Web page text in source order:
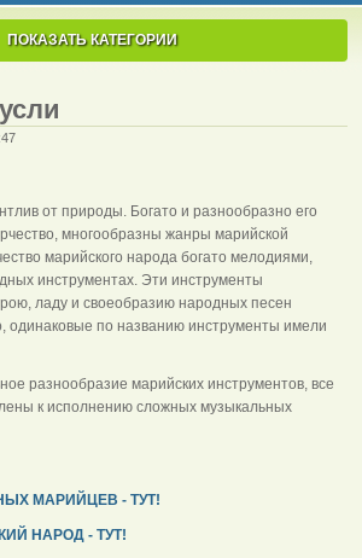
ПОКАЗАТЬ КАТЕГОРИИ
от природы. Богато и разнообразно его
многообразны жанры марийской
марийского народа богато мелодиями,
инструментах. Эти инструменты
ладу и своеобразию народных песен
одинаковые по названию инструменты имели
разнообразие марийских инструментов, все
к исполнению сложных музыкальных
МАРИЙЦЕВ - ТУТ!
НАРОД - ТУТ!